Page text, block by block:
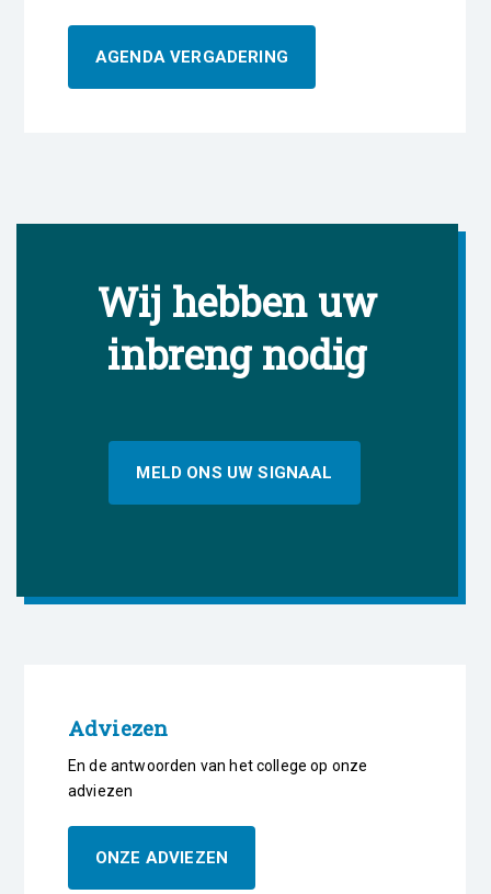
AGENDA VERGADERING
Wij hebben uw
inbreng nodig
MELD ONS UW SIGNAAL
Adviezen
En de antwoorden van het college op onze
adviezen
ONZE ADVIEZEN